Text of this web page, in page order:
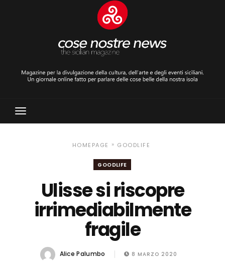
Toggle
Navigation
HOMEPAGE » GOODLIFE
GOODLIFE
Ulisse si riscopre
irrimediabilmente
fragile
Alice Palumbo 8 MARZO 2020